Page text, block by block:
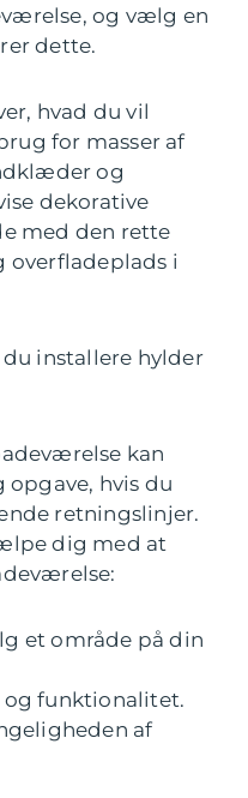
og vælg en
dette.
hvad du vil
for masser af
og
dekorative
med den rette
overfladeplads i
installere hylder
kan
hvis du
retningslinjer.
dig med at
et område på din
funktionalitet.
af